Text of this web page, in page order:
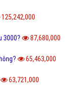
125,242,000
3000? 87,680,000
65,463,000
63,721,000